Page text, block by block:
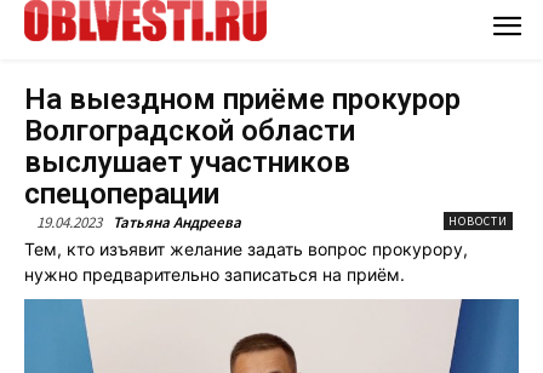
На выездном приёме прокурор
Волгоградской области
выслушает участников
спецоперации
19.04.2023 Татьяна Андреева НОВОСТИ
Тем, кто изъявит желание задать вопрос прокурору,
нужно предварительно записаться на приём.